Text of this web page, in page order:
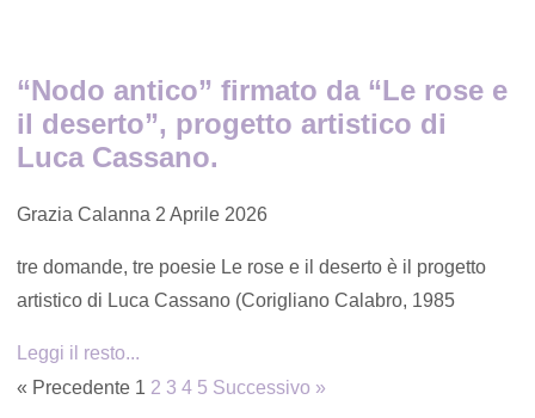
“Nodo antico” firmato da “Le rose e
il deserto”, progetto artistico di
Luca Cassano.
Grazia Calanna 2 Aprile 2026
tre domande, tre poesie Le rose e il deserto è il progetto
artistico di Luca Cassano (Corigliano Calabro, 1985
Leggi il resto...
« Precedente 1 2 3 4 5 Successivo »